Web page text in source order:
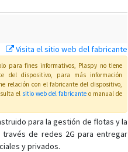
Visita el sitio web del fabricante
para fines informativos, Plaspy no tiene
del dispositivo, para más información
relación con el fabricante del dispositivo,
el sitio web del fabricante o manual de
para la gestión de flotas y la
través de redes 2G para entregar
y privados.